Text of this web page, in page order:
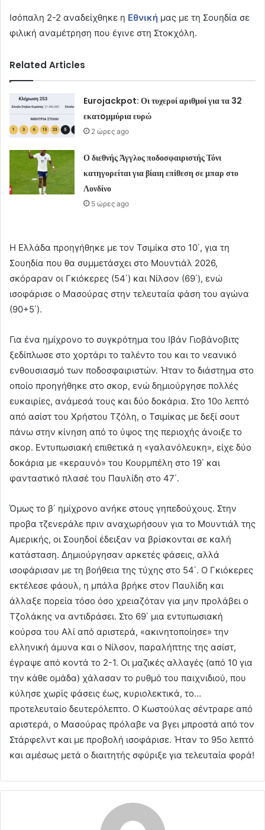
Ισόπαλη 2-2 αναδείχθηκε η Eθνική μας με τη Σουηδία σε
φιλική αναμέτρηση που έγινε στη Στοκχόλη.
Related Articles
Eurojackpot: Οι τυχεροί αριθμοί για τα 32
εκατoμμύρια ευρώ
2 ώρες ago
Ο διεθνής Άγγλος ποδοσφαιριστής Τόνι
κατηγορείται για βίαιη επίθεση σε μπαρ στο
Λονδίνο
5 ώρες ago
Η Ελλάδα προηγήθηκε με τον Τσιμίκα στο 10΄, για τη
Σουηδία που θα συμμετάσχει στο Μουντιάλ 2026,
σκόραραν οι Γκιόκερες (54΄) και Νίλσον (69΄), ενώ
ισοφάρισε ο Μασούρας στην τελευταία φάση του αγώνα
(90+5΄).
Για ένα ημίχρονο το συγκρότημα του Ιβάν Γιοβάνοβιτς
ξεδίπλωσε στο χορτάρι το ταλέντο του και το νεανικό
ενθουσιασμό των ποδοσφαιριστών. Ήταν το διάστημα στο
οποίο προηγήθηκε στο σκορ, ενώ δημιούργησε πολλές
ευκαιρίες, ανάμεσά τους και δύο δοκάρια. Στο 10ο λεπτό
από ασίστ του Χρήστου Τζόλη, ο Τσιμίκας με δεξί σουτ
πάνω στην κίνηση από το ύψος της περιοχής άνοιξε το
σκορ. Εντυπωσιακή επιθετικά η «γαλανόλευκη», είχε δύο
δοκάρια με «κεραυνό» του Κουρμπέλη στο 19΄ και
φανταστικό πλασέ του Παυλίδη στο 47΄.
Όμως το β΄ ημίχρονο ανήκε στους γηπεδούχους. Στην
προβα τζενεράλε πριν αναχωρήσουν για το Μουντιάλ της
Αμερικής, οι Σουηδοί έδειξαν να βρίσκονται σε καλή
κατάσταση. Δημιούργησαν αρκετές φάσεις, αλλά
ισοφάρισαν με τη βοήθεια της τύχης στο 54΄. Ο Γκιόκερες
εκτέλεσε φάουλ, η μπάλα βρήκε στον Παυλίδη και
άλλαξε πορεία τόσο όσο χρειαζόταν για μην προλάβει ο
Τζολάκης να αντιδράσει. Στο 69΄ μια εντυπωσιακή
κούρσα του Αλί από αριστερά, «ακινητοποίησε» την
ελληνική άμυνα και ο Νίλσον, παραλήπτης της ασίστ,
έγραψε από κοντά το 2-1. Οι μαζικές αλλαγές (από 10 για
την κάθε ομάδα) χάλασαν το ρυθμό του παιχνιδιού, που
κύλησε χωρίς φάσεις έως, κυριολεκτικά, το…
προτελευταίο δευτερόλεπτο. Ο Κωστούλας σέντραρε από
αριστερά, ο Μασούρας πρόλαβε να βγει μπροστά από τον
Στάρφελντ και με προβολή ισοφάρισε. Ήταν το 95ο λεπτό
και αμέσως μετά ο διαιτητής σφύριξε για τελευταία φορά!